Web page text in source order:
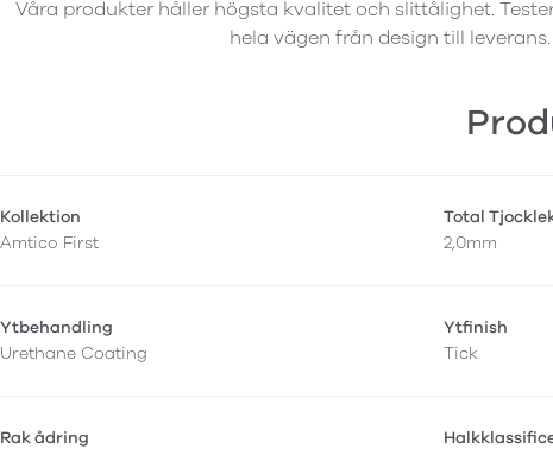
Våra produkter håller högsta kvalitet och slittålighet.
hela vägen från design till leverans.
Kollektion
Amtico First
Total
2,0mm
Ytbehandling
Urethane Coating
Ytfinish
Tick
Rak ådring